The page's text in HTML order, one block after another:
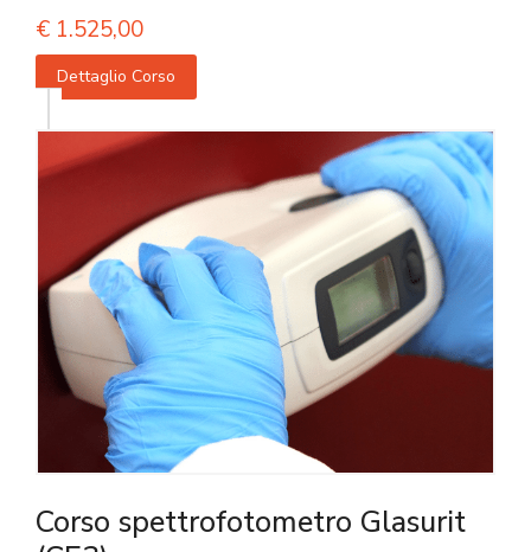
€ 1.525,00
Dettaglio Corso
Corso spettrofotometro Glasurit